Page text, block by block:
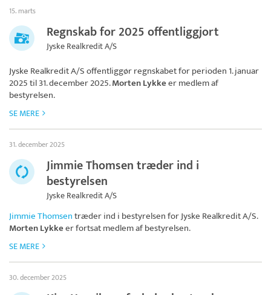
15. marts
Regnskab for 2025 offentliggjort
Jyske Realkredit A/S
Jyske Realkredit A/Soffentliggør regnskabet for perioden 1. januar
2025 til 31. december 2025.Morten Lykkeer medlem af
bestyrelsen.
SE MERE
31. december 2025
Jimmie Thomsen træder ind i
bestyrelsen
Jyske Realkredit A/S
Jimmie Thomsentræder ind i bestyrelsen forJyske Realkredit A/S.
Morten Lykkeer fortsat medlem af bestyrelsen.
SE MERE
30. december 2025